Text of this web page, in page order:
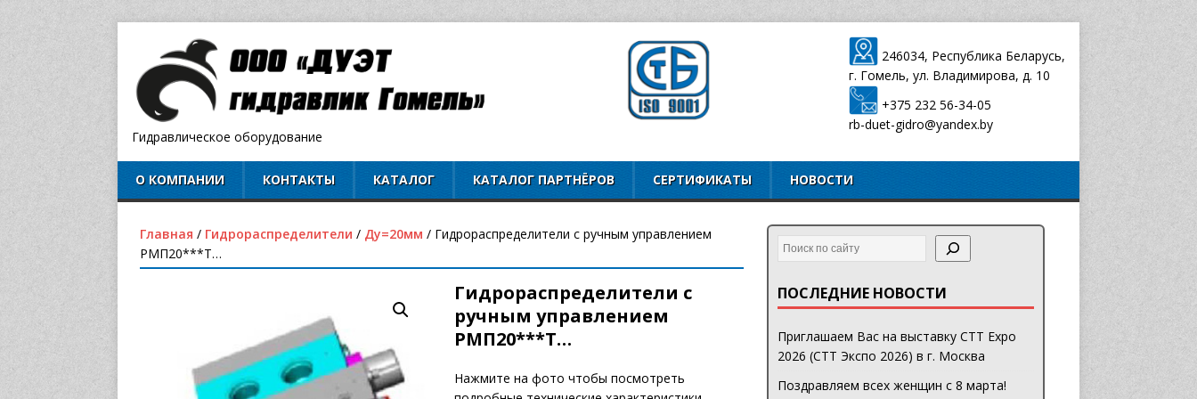
Гидравлическое оборудование
246034, Республика Беларусь,
г. Гомель, ул. Владимирова, д. 10
+375 232 56-34-05
rb-duet-gidro@yandex.by
О КОМПАНИИ КОНТАКТЫ КАТАЛОГ КАТАЛОГ ПАРТНЁРОВ СЕРТИФИКАТЫ НОВОСТИ
Главная / Гидрораспределители / Ду=20мм / Гидрораспределители с ручным управлением
РМП20***Т…
Гидрораспределители с
ручным управлением
РМП20***Т…
Нажмите на фото чтобы посмотреть
ПОСЛЕДНИЕ НОВОСТИ
Приглашаем Вас на выставку CTT Expo
2026 (СТТ Экспо 2026) в г. Москва
Поздравляем всех женщин с 8 марта!